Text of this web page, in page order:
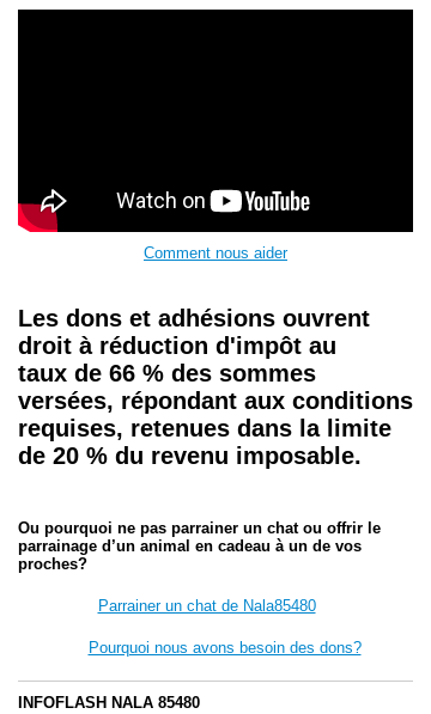
Comment nous aider
Les dons et adhésions ouvrent
droit à réduction d'impôt au
taux de 66 % des sommes
versées, répondant aux conditions
requises, retenues dans la limite
de 20 % du revenu imposable.
Ou pourquoi ne pas parrainer un chat ou offrir le
parrainage d’un animal en cadeau à un de vos
proches?
Parrainer un chat de Nala85480
Pourquoi nous avons besoin des dons?
INFOFLASH NALA 85480